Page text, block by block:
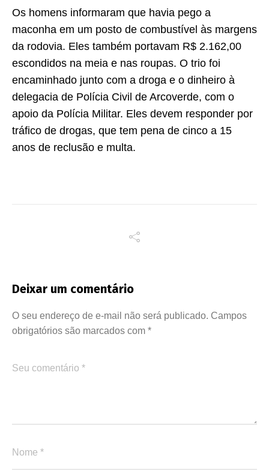
Os homens informaram que havia pego a
maconha em um posto de combustível às margens
da rodovia. Eles também portavam R$ 2.162,00
escondidos na meia e nas roupas. O trio foi
encaminhado junto com a droga e o dinheiro à
delegacia de Polícia Civil de Arcoverde, com o
apoio da Polícia Militar. Eles devem responder por
tráfico de drogas, que tem pena de cinco a 15
anos de reclusão e multa.
Deixar um comentário
O seu endereço de e-mail não será publicado. Campos
obrigatórios são marcados com *